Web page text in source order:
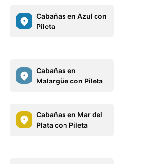
Cabañas en Azul con
Pileta
Cabañas en
Malargüe con Pileta
Cabañas en Mar del
Plata con Pileta